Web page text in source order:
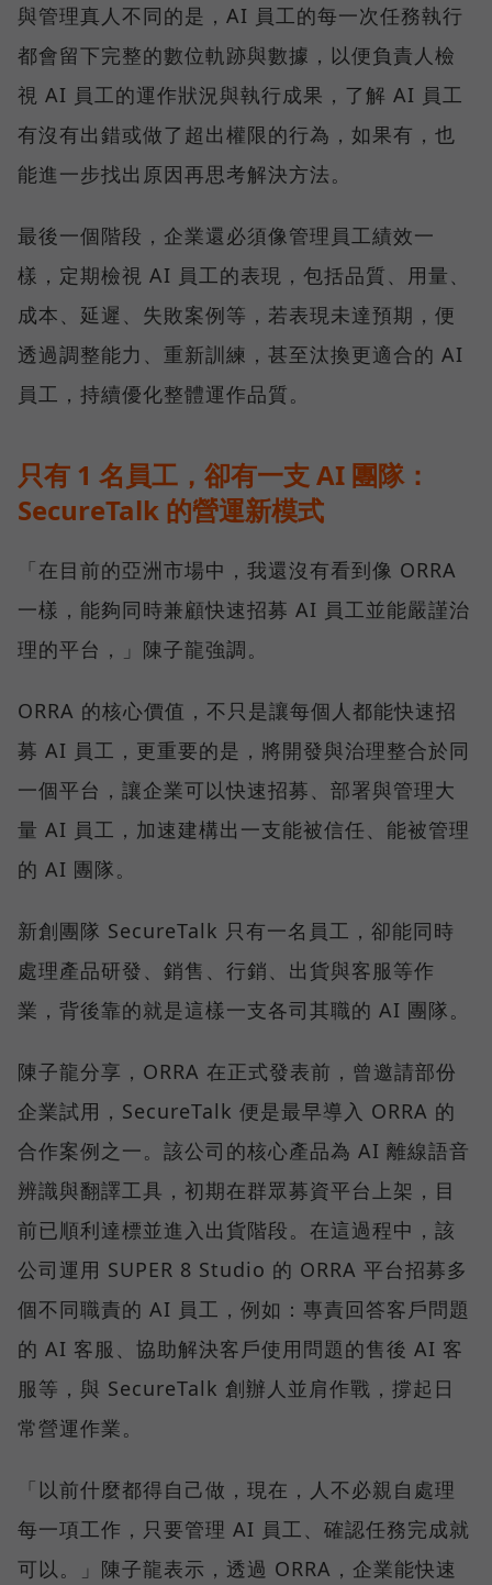
與管理真人不同的是，AI 員工的每一次任務執行
都會留下完整的數位軌跡與數據，以便負責人檢
視 AI 員工的運作狀況與執行成果，了解 AI 員工
有沒有出錯或做了超出權限的行為，如果有，也
能進一步找出原因再思考解決方法。
最後一個階段，企業還必須像管理員工績效一
樣，定期檢視 AI 員工的表現，包括品質、用量、
成本、延遲、失敗案例等，若表現未達預期，便
透過調整能力、重新訓練，甚至汰換更適合的 AI
員工，持續優化整體運作品質。
只有 1 名員工，卻有一支 AI 團隊：
SecureTalk 的營運新模式
「在目前的亞洲市場中，我還沒有看到像 ORRA
一樣，能夠同時兼顧快速招募 AI 員工並能嚴謹治
理的平台，」陳子龍強調。
ORRA 的核心價值，不只是讓每個人都能快速招
募 AI 員工，更重要的是，將開發與治理整合於同
一個平台，讓企業可以快速招募、部署與管理大
量 AI 員工，加速建構出一支能被信任、能被管理
的 AI 團隊。
新創團隊 SecureTalk 只有一名員工，卻能同時
處理產品研發、銷售、行銷、出貨與客服等作
業，背後靠的就是這樣一支各司其職的 AI 團隊。
陳子龍分享，ORRA 在正式發表前，曾邀請部份
企業試用，SecureTalk 便是最早導入 ORRA 的
合作案例之一。該公司的核心產品為 AI 離線語音
辨識與翻譯工具，初期在群眾募資平台上架，目
前已順利達標並進入出貨階段。在這過程中，該
公司運用 SUPER 8 Studio 的 ORRA 平台招募多
個不同職責的 AI 員工，例如：專責回答客戶問題
的 AI 客服、協助解決客戶使用問題的售後 AI 客
服等，與 SecureTalk 創辦人並肩作戰，撐起日
常營運作業。
「以前什麼都得自己做，現在，人不必親自處理
每一項工作，只要管理 AI 員工、確認任務完成就
可以。」陳子龍表示，透過 ORRA，企業能快速